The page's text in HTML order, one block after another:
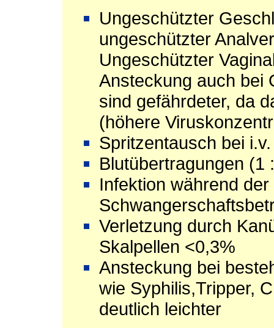
Ungeschützter
ungeschützter
Ungeschützter
Ansteckung auch bei
sind gefährdeter, da
(höhere
Spritzentausch bei
Blutübertragungen (1
Infektion während
Verletzung durch
Skalpellen <0,3%
Ansteckung bei
wie Syphilis,Tripper,
deutlich leichter